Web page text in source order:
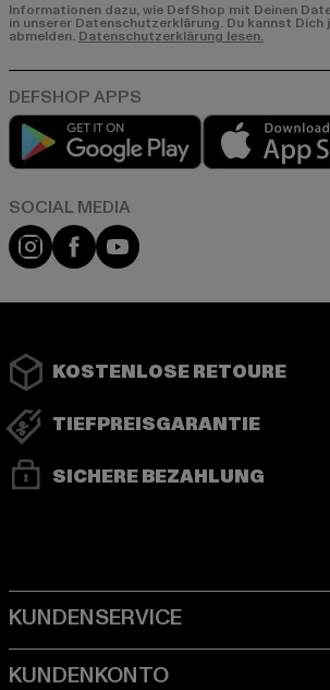
Informationen dazu, wie DefShop mit Deinen
in unserer Datenschutzerklärung. Du kannst
abmelden. Datenschutzerklärung lesen.
Play market
Instagram
FacebookYouTube
KOSTENLOSE RETOURE
TIEFPREISGARANTIE
SICHERE BEZAHLUNG